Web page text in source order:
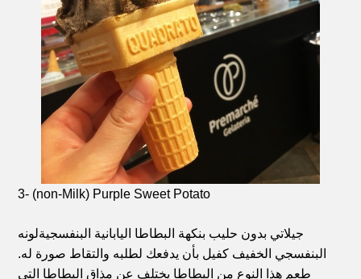
3- (non-Milk) Purple Sweet Potato
جيلاتي بدون حليب بنكهة البطاطا اليابانية البنفسجيةلونه
البنفسجي الخفيف كفيل بأن يدفعك لطلبه والتقاط صورة له.
طعم هذا النوع من البطاطا يختلف عن مذاق البطاطا التي